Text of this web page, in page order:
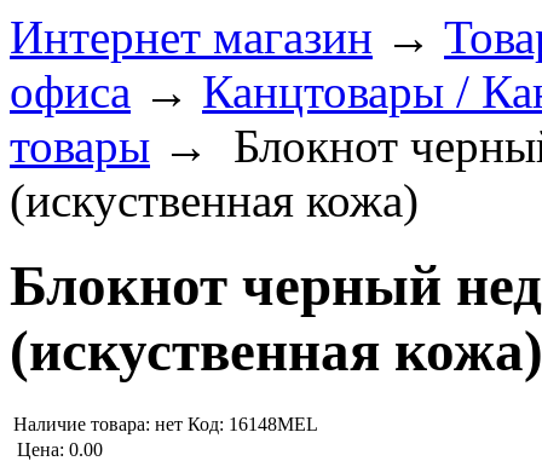
Интернет магазин →
офиса → Канцтовары /
товары →
Блокнот
(искуственная кожа)
Блокнот черный
(искуственная кожа)
Наличие товара: нет Код: 16148MEL
Цена: 0.00